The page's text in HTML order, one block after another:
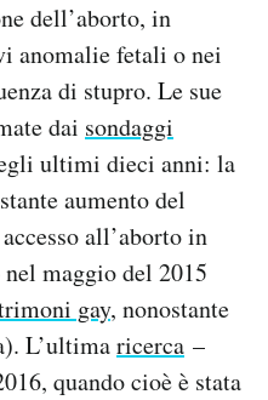
dell’aborto, in
anomalie fetali o nei
di stupro. Le sue
dai sondaggi
ultimi dieci anni: la
aumento del
all’aborto in
maggio del 2015
gay, nonostante
L’ultimaricerca –
quando cioè è stata